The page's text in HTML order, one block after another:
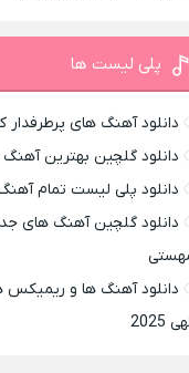
پلی لیست ها
دانلود آهنگ های
دانلود گلچین بهترین
دانلود پلی لیست تمام
دانلود گلچین آهنگ های
دانلود آهنگ ها و
2025